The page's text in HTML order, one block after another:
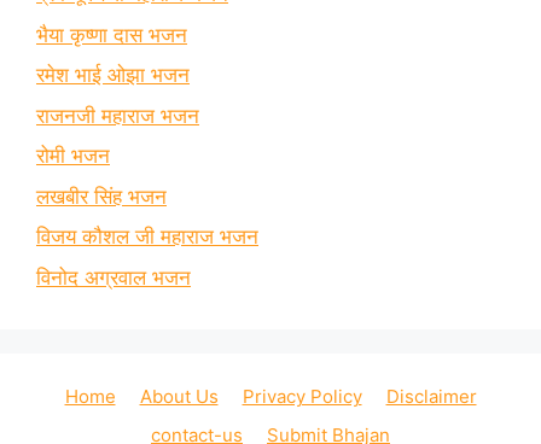
भैया कृष्णा दास भजन
रमेश भाई ओझा भजन
राजनजी महाराज भजन
रोमी भजन
लखबीर सिंह भजन
विजय कौशल जी महाराज भजन
विनोद अग्रवाल भजन
Home About Us Privacy Policy
Disclaimer
contact-us
Submit Bhajan